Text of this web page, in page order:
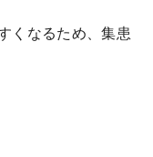
くなるため、集患